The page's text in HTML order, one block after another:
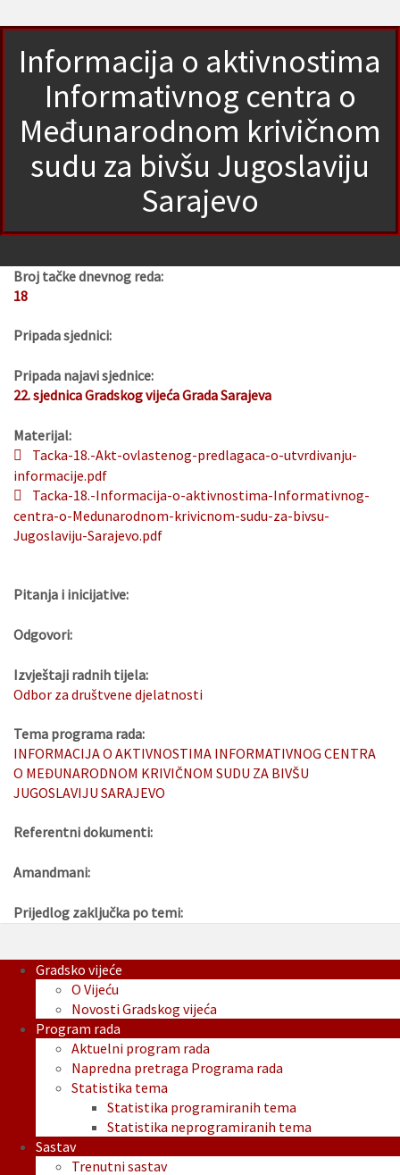
Informacija o aktivnostima
Informativnog centra o
Međunarodnom krivičnom
sudu za bivšu Jugoslaviju
Sarajevo
Broj tačke dnevnog reda:
18
Pripada sjednici:
Pripada najavi sjednice:
22. sjednica Gradskog vijeća Grada Sarajeva
Materijal:
Tacka-18.-Akt-ovlastenog-predlagaca-o-utvrdivanju-
informacije.pdf
Tacka-18.-Informacija-o-aktivnostima-Informativnog-
centra-o-Medunarodnom-krivicnom-sudu-za-bivsu-
Jugoslaviju-Sarajevo.pdf
Pitanja i inicijative:
Odgovori:
Izvještaji radnih tijela:
Odbor za društvene djelatnosti
Tema programa rada:
INFORMACIJA O AKTIVNOSTIMA INFORMATIVNOG CENTRA
O MEĐUNARODNOM KRIVIČNOM SUDU ZA BIVŠU
JUGOSLAVIJU SARAJEVO
Referentni dokumenti:
Amandmani:
Prijedlog zaključka po temi:
Gradsko vijeće
O Vijeću
Novosti Gradskog vijeća
Program rada
Aktuelni program rada
Napredna pretraga Programa rada
Statistika tema
Statistika programiranih tema
Statistika neprogramiranih tema
Sastav
Trenutni sastav